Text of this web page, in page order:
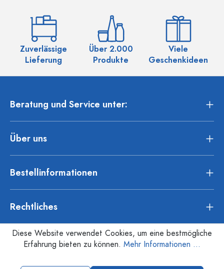
Zuverlässige
Lieferung
Über 2.000
Produkte
Viele
Geschenkideen
Beratung und Service unter:
Über uns
Bestellinformationen
Rechtliches
Diese Website verwendet Cookies, um eine bestmögliche
Erfahrung bieten zu können. Mehr Informationen ...